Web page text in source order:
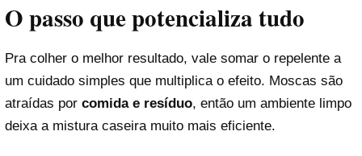
O passo que potencializa tudo
Pra colher o melhor resultado, vale somar o repelente a
um cuidado simples que multiplica o efeito. Moscas são
atraídas por comida e resíduo, então um ambiente limpo
deixa a mistura caseira muito mais eficiente.